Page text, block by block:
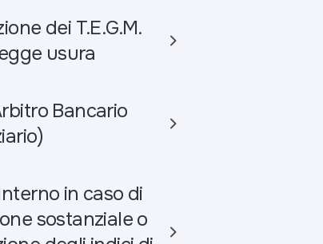
dei T.E.G.M.
usura
Bancario
in caso di
sostanziale o